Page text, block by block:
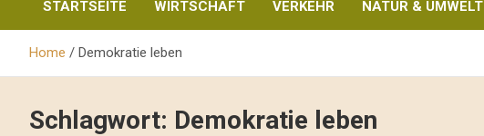
STARTSEITE WIRTSCHAFT VERKEHR NATUR & UMWELT
Home Demokratie leben
Schlagwort: Demokratie leben